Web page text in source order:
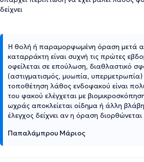
δείχνει
Η θολή ή παραμορφωμένη όραση μετά
καταρράκτη είναι συχνή τις πρώτες
οφείλεται σε επούλωση, διαθλαστικό
(αστιγματισμός, μυωπία,
τοποθέτηση λάθος ενδοφακού είναι
του φακού ελέγχεται με
ωχράς αποκλείεται οίδημα ή άλλη
έλεγχος δείχνει αν η όραση διορθώνεται
Παπαλάμπρου Μάριος